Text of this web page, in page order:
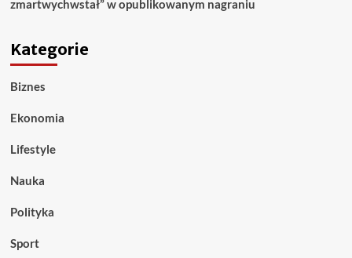
zmartwychwstał” w opublikowanym nagraniu
Kategorie
Biznes
Ekonomia
Lifestyle
Nauka
Polityka
Sport